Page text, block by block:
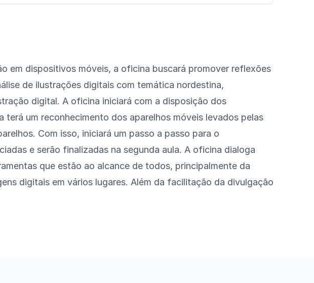
em dispositivos móveis, a oficina buscará promover reflexões
de ilustrações digitais com temática nordestina,
digital. A oficina iniciará com a disposição dos
um reconhecimento dos aparelhos móveis levados pelas
Com isso, iniciará um passo a passo para o
e serão finalizadas na segunda aula. A oficina dialoga
que estão ao alcance de todos, principalmente da
digitais em vários lugares. Além da facilitação da divulgação